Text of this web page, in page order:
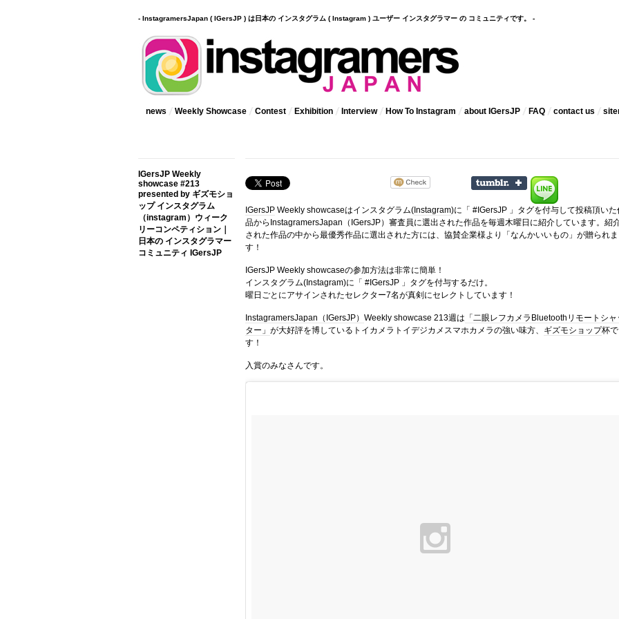
- InstagramersJapan ( IGersJP ) は日本の インスタグラム ( Instagram ) ユーザー インスタグラマー の コミュニティです。 -
news Weekly Showcase Contest Exhibition Interview How To Instagram about IGersJP FAQ contact us
IGersJP Weekly
showcase #213
presented by ギズモショ
ップ インスタグラム
（instagram）ウィーク
リーコンペティション｜
日本の インスタグラマー
コミュニティ IGersJP
IGersJPWeekly showcaseはインスタグラム(Instagram)に「 #IGersJP 」タグを付与して投稿頂いた
品からInstagramersJapan（IGersJP）審査員に選出された作品を毎週木曜日に紹介しています。紹
された作品の中から最優秀作品に選出された方には、協賛企業様より「なんかいいもの」が贈られま
す！
IGersJP Weekly showcaseの参加方法は非常に簡単！
インスタグラム(Instagram)に「 #IGersJP 」タグを付与するだけ。
曜日ごとにアサインされたセレクター7名が真剣にセレクトしています！
InstagramersJapan（IGersJP） Weekly showcase 213週は 「二眼レフカメラBluetoothリモートシャ
ター」 が大好評を博しているトイカメラトイデジカメスマホカメラの強い味方、 ギズモショップ杯で
す！
入賞のみなさんです。